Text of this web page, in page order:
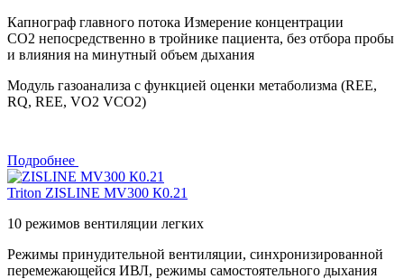
Капнограф главного потока Измерение концентрации
СО2 непосредственно в тройнике пациента, без отбора пробы
и влияния на минутный объем дыхания
Модуль газоанализа с функцией оценки метаболизма (REE,
RQ, REE, VО2 VCО2)
Подробнее
Triton ZISLINE МV300 К0.21
10 режимов вентиляции легких
Режимы принудительной вентиляции, синхронизированной
перемежающейся ИВЛ, режимы самостоятельного дыхания